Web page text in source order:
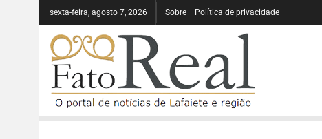
sexta-feira, agosto 7, 2026 Sobre Política de privacidade